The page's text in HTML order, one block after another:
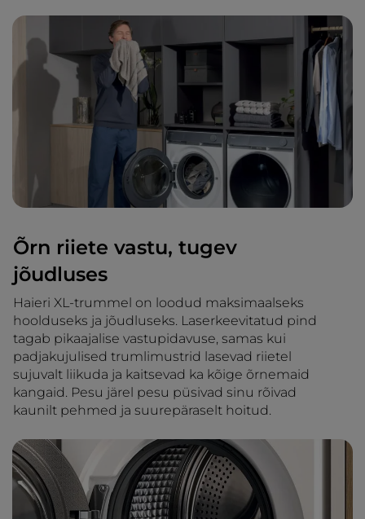
Õrn riiete vastu, tugev
jõudluses
Haieri XL-trummel on loodud maksimaalseks
hoolduseks ja jõudluseks. Laserkeevitatud pind
tagab pikaajalise vastupidavuse, samas kui
padjakujulised trumlimustrid lasevad riietel
sujuvalt liikuda ja kaitsevad ka kõige õrnemaid
kangaid. Pesu järel pesu püsivad sinu rõivad
kaunilt pehmed ja suurepäraselt hoitud.